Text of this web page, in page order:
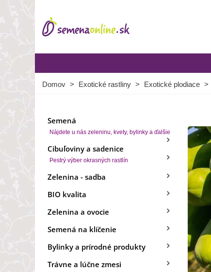
Domov > Exotické rastliny > Exotické plodiace >
Semená
Nájdete u nás zeleninu, kvety, bylinky a ďalšie
Cibuľoviny a sadenice
Pestrý výber okrasných rastlín
Zelenina - sadba
BIO kvalita
Zelenina a ovocie
Semená na klíčenie
Bylinky a prírodné produkty
Trávne a lúčne zmesi